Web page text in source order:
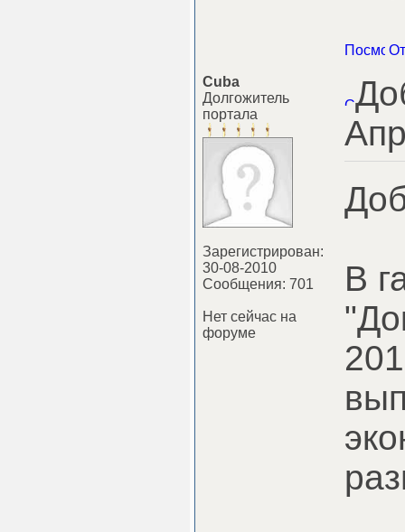
Cuba
Долгожитель
портала
Зарегистрирован:
30-08-2010
Сообщения: 701
Нет сейчас на
форуме
В